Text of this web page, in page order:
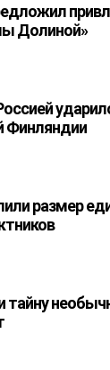
Долиной»
Финляндии
размер